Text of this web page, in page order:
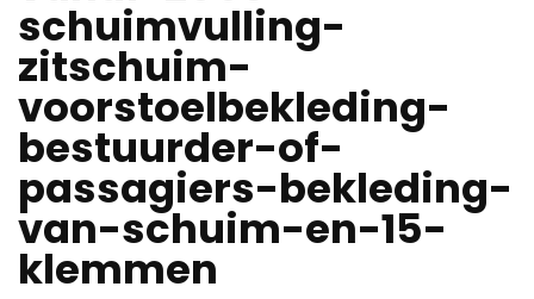
schuimvulling-
zitschuim-
voorstoelbekleding-
bestuurder-of-
passagiers-bekleding-
van-schuim-en-15-
klemmen